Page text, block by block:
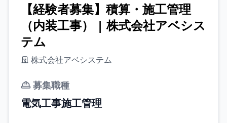
【経験者募集】積算・施工管理
（内装工事） | 株式会社アベシス
テム
株式会社アベシステム
募集職種
電気工事施工管理